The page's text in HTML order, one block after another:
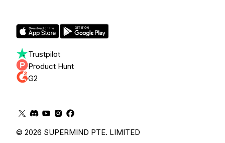
Trustpilot
Product Hunt
G2
© 2026 SUPERMIND PTE. LIMITED